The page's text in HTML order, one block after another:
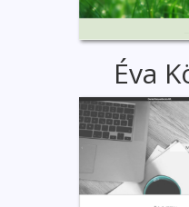
Éva